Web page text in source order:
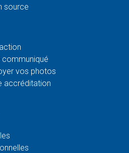
source
vos photos
accréditation